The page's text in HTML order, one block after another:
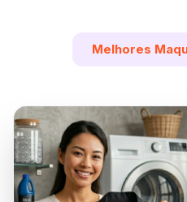
Melhores